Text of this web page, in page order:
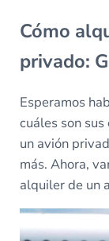
Cómo
privado:
Esperamos
cuáles son
un avión
más. Ahora,
alquiler de un